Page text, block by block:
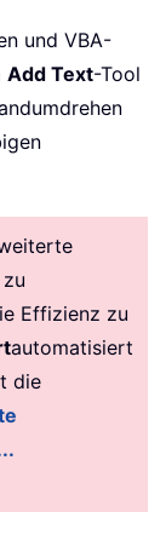
und VBA-
Add Text-Tool
Effizienz zu
automatisiert
die